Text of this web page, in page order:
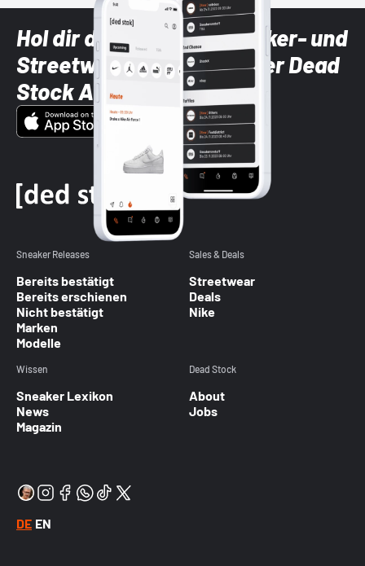
Hol dir die neuesten Sneaker- und
Streetwear-Brands mit der Dead
Stock App
Sneaker Releases
Bereits bestätigt
Bereits erschienen
Nicht bestätigt
Marken
Modelle
Sales & Deals
Streetwear
Deals
Nike
Wissen
Sneaker Lexikon
News
Magazin
Dead Stock
About
Jobs
DE EN